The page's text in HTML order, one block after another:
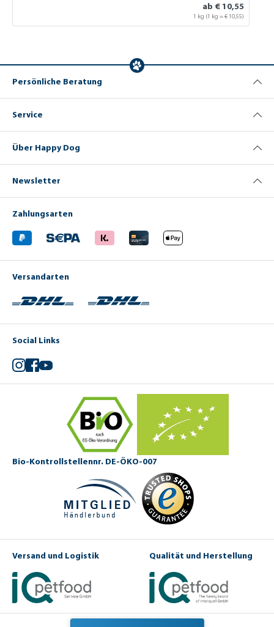
ab € 10,55
1 kg (1 kg = € 10,55)
Persönliche Beratung
Service
Über Happy Dog
Newsletter
Zahlungsarten
Versandarten
Social Links
Instagram
Facebook
YouTube
Bio-Kontrollstellennr. DE-ÖKO-007
Versand und Logistik Qualität und Herstellung